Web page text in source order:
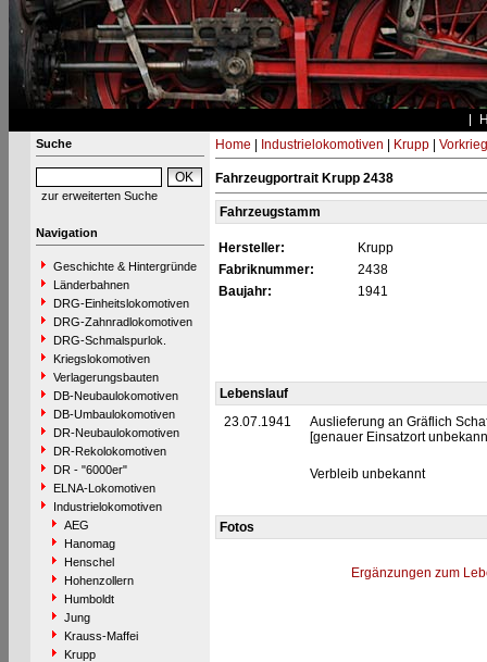
Suche
zur erweiterten Suche
Navigation
Geschichte & Hintergründe
Länderbahnen
DRG-Einheitslokomotiven
DRG-Zahnradlokomotiven
DRG-Schmalspurlok.
Kriegslokomotiven
Verlagerungsbauten
DB-Neubaulokomotiven
DB-Umbaulokomotiven
DR-Neubaulokomotiven
DR-Rekolokomotiven
DR - "6000er"
ELNA-Lokomotiven
Industrielokomotiven
AEG
Hanomag
Henschel
Hohenzollern
Humboldt
Jung
Krauss-Maffei
Krupp
Home Industrielokomotiven Krupp| Vorkrieg
Fahrzeugportrait Krupp 2438
Fahrzeugstamm
Hersteller:
Krupp
Fabriknummer:
2438
Baujahr:
1941
Lebenslauf
23.07.1941
Auslieferung an Gräflich
[genauer Einsatzort
Verbleib unbekannt
Fotos
Ergänzungen zum